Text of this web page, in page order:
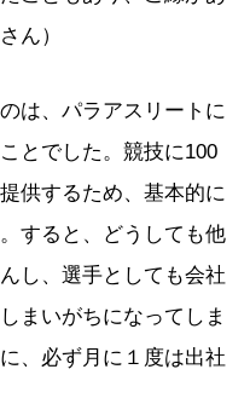
ん）
は、パラアスリートに
とでした。競技に100
供するため、基本的に
すると、どうしても他
し、選手としても会社
まいがちになってしま
、必ず月に１度は出社